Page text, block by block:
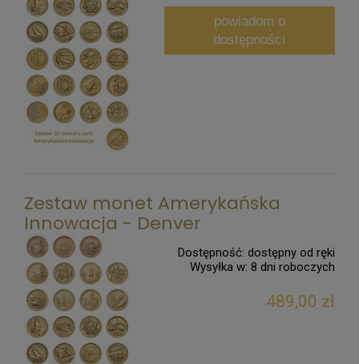
powiadom o
dostępności
Zestaw monet Amerykańska
Innowacja - Denver
Dostępność: dostępny od ręki
Wysyłka w: 8 dni roboczych
489,00 zł